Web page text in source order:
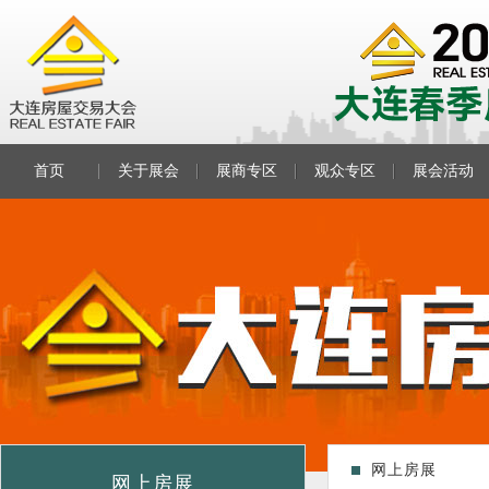
首页 关于展会 展商专区 观众专区 展会活动
网上房展
网上房展